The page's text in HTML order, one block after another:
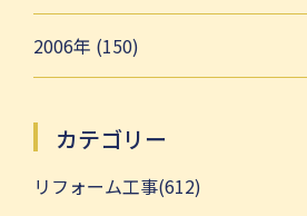
2006年 (150)
カテゴリー
リフォーム工事(612)